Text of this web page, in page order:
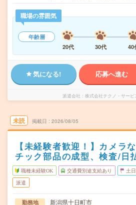
職場の雰囲気
年齢層
20代
30代 40
気になる! 応募へ進む
派遣会社 株式会社テクノ・サー
未読 掲載日 2026/08/05
【未経験者歓迎！】カメラ
チック部品の成型、検査/日
職種未経験OK 交通費別途支給あり 土
派遣
勤務地 新潟県十日町市